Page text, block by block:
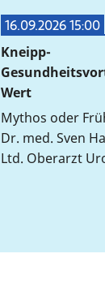
16.09.2026 15:00
Kneipp-
Wert
Mythos oder
Dr. med. Sven
Ltd. Oberarzt